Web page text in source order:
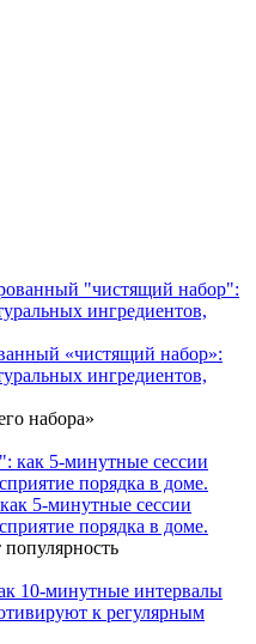
«чистящий набор»:
ингредиентов,
набора»
5-минутные сессии
порядка в доме.